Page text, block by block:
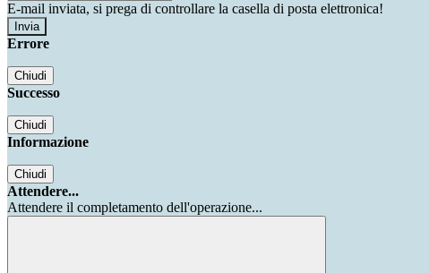
E-mail inviata, si prega di controllare la casella di posta elettronica!
Errore
Chiudi
Successo
Chiudi
Informazione
Chiudi
Attendere...
Attendere il completamento dell'operazione...